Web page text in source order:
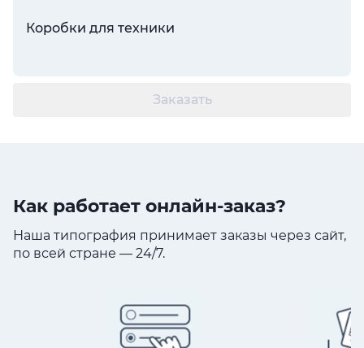
Коробки для техники
Заказать
Как работает онлайн-заказ?
Наша типография принимает заказы через сайт,
по всей стране — 24/7.